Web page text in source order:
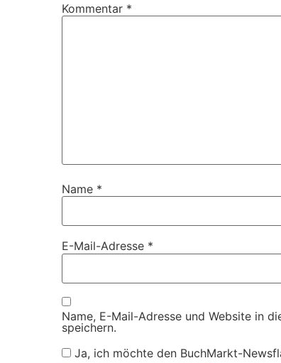
Kommentar *
Name *
E-Mail-Adresse *
Name, E-Mail-Adresse und Website in
speichern.
Ja, ich möchte den BuchMarkt-